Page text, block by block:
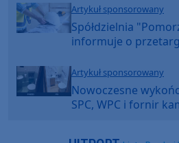
Artykuł sponsorowany
Spółdzielnia
informuje o
Artykuł sponsorowany
Nowoczesne
SPC, WPC i fornir